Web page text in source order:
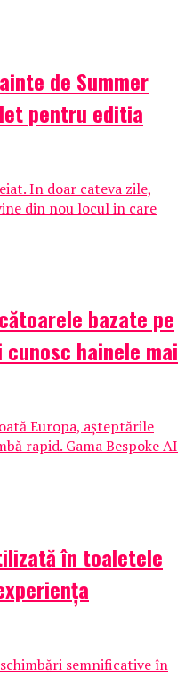
de Summer
pentru editia
In doar cateva zile,
din nou locul in care
bazate pe
hainele mai
Europa, așteptările
rapid. Gama Bespoke AI
în toaletele
semnificative în